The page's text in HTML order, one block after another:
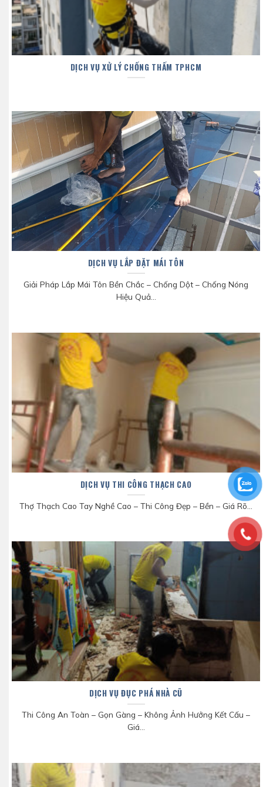
DỊCH VỤ XỬ LÝ CHỐNG THẤM TPHCM
DỊCH VỤ LẮP ĐẶT MÁI TÔN
Giải Pháp Lắp Mái Tôn Bền Chắc – Chống Dột – Chống Nóng
Hiệu Quả...
DỊCH VỤ THI CÔNG THẠCH CAO
Thợ Thạch Cao Tay Nghề Cao – Thi Công Đẹp – Bền – Giá Rõ...
DỊCH VỤ ĐỤC PHÁ NHÀ CŨ
Thi Công An Toàn – Gọn Gàng – Không Ảnh Hưởng Kết Cấu –
Giá...